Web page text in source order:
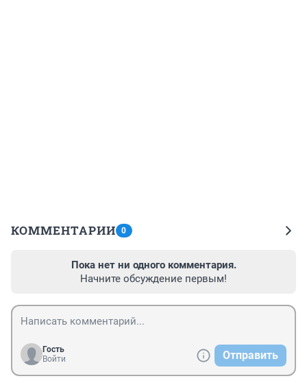
КОММЕНТАРИИ 0
Пока нет ни одного комментария.
Начните обсуждение первым!
Гость
Войти
Отправить